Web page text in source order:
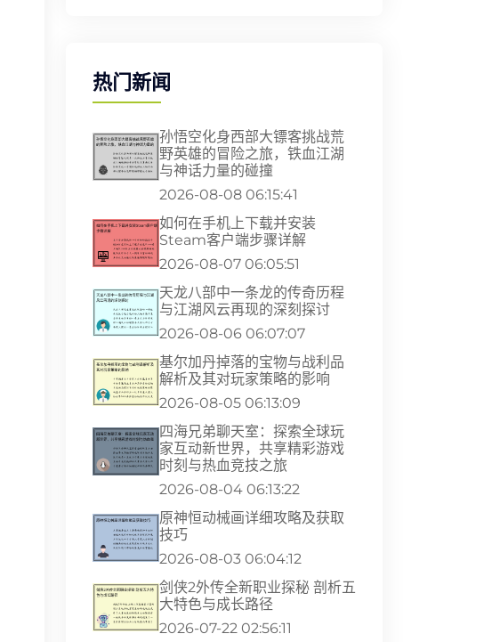
热门新闻
孙悟空化身西部大镖客挑战荒
野英雄的冒险之旅，铁血江湖
与神话力量的碰撞
2026-08-08 06:15:41
如何在手机上下载并安装
Steam客户端步骤详解
2026-08-07 06:05:51
天龙八部中一条龙的传奇历程
与江湖风云再现的深刻探讨
2026-08-06 06:07:07
基尔加丹掉落的宝物与战利品
解析及其对玩家策略的影响
2026-08-05 06:13:09
四海兄弟聊天室：探索全球玩
家互动新世界，共享精彩游戏
时刻与热血竞技之旅
2026-08-04 06:13:22
原神恒动械画详细攻略及获取
技巧
2026-08-03 06:04:12
剑侠2外传全新职业探秘 剖析五
大特色与成长路径
2026-07-22 02:56:11